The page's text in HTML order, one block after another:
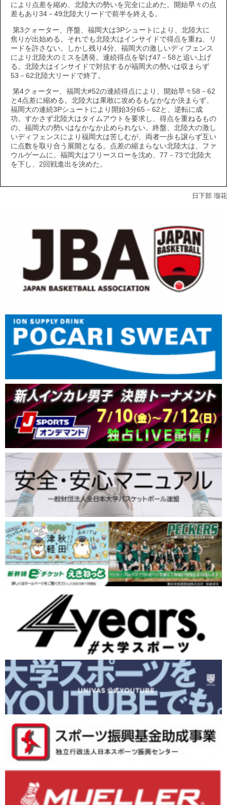
により点差を縮め、北陸大の勢いを完全に止めた。開始早々の点
差もあり34－49北陸大リードで前半を終える。
第3クォーター、序盤、福岡大は3Pシュートにより、北陸大に
焦りが出始める。それでも北陸大はインサイドで得点を重ね、リ
ードを許さない。しかし残り4分、福岡大の激しいディフェンス
により北陸大のミスを誘発。連続得点を挙げ47－58と追い上げ
る。北陸大はインサイドで対抗するが福岡大の勢いは収まらず
53－62北陸大リードで終了。
第4クォーター、福岡大#52の連続得点により、開始早々58－62
と4点差に縮める。北陸大は果敢に攻めるもなかなか決まらず、
福岡大の連続3Pシュートにより開始3分65－62と、逆転に成
功。すかさず北陸大はタイムアウトを要求し、得点を重ねるもの
の、福岡大の勢いはなかなか止められない。終盤、北陸大の激し
いディフェンスにより福岡大は苦しむが、両者一歩も譲らず互い
に点数を取り合う展開となる。点差の縮まらない北陸大は、ファ
ウルゲームに。福岡大はフリースローを沈め、77－73で北陸大
を下し、2回戦進出を決めた。
日下部 瑠花